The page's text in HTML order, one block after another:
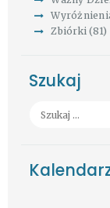
Zbiórki (81)
Szukaj
Szukaj: